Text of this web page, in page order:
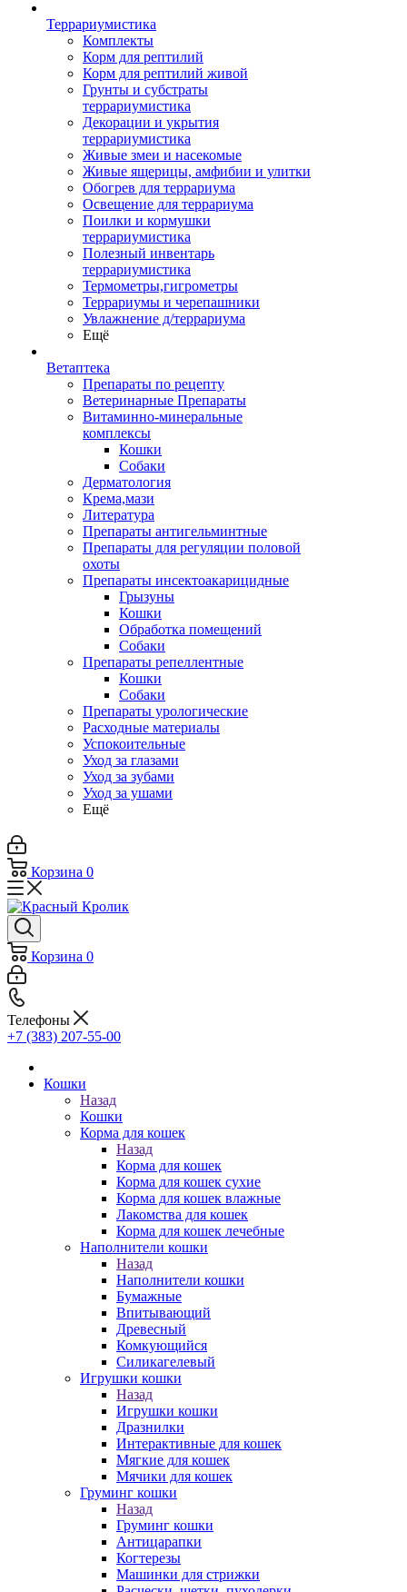
Террариумистика
Комплекты
Корм для рептилий
Корм для рептилий живой
Грунты и субстраты
террариумистика
Декорации и укрытия
террариумистика
Живые змеи и насекомые
Живые ящерицы, амфибии и улитки
Обогрев для террариума
Освещение для террариума
Поилки и кормушки
террариумистика
Полезный инвентарь
террариумистика
Термометры,гигрометры
Террариумы и черепашники
Увлажнение д/террариума
Ещё
Ветаптека
Препараты по рецепту
Ветеринарные Препараты
Витаминно-минеральные
комплексы
Кошки
Собаки
Дерматология
Крема,мази
Литература
Препараты антигельминтные
Препараты для регуляции половой
охоты
Препараты инсектоакарицидные
Грызуны
Кошки
Обработка помещений
Собаки
Препараты репеллентные
Кошки
Собаки
Препараты урологические
Расходные материалы
Успокоительные
Уход за глазами
Уход за зубами
Уход за ушами
Ещё
Корзина 0
Корзина 0
Телефоны
+7 (383) 207-55-00
Кошки
Назад
Кошки
Корма для кошек
Назад
Корма для кошек
Корма для кошек сухие
Корма для кошек влажные
Лакомства для кошек
Корма для кошек лечебные
Наполнители кошки
Назад
Наполнители кошки
Бумажные
Впитывающий
Древесный
Комкующийся
Силикагелевый
Игрушки кошки
Назад
Игрушки кошки
Дразнилки
Интерактивные для кошек
Мягкие для кошек
Мячики для кошек
Груминг кошки
Назад
Груминг кошки
Антицарапки
Когтерезы
Машинки для стрижки